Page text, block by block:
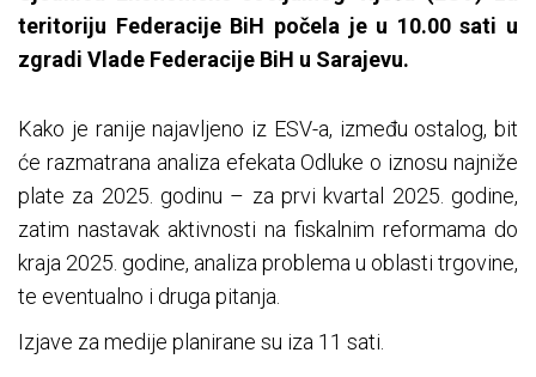
teritoriju Federacije BiH počela je u 10.00 sati u
zgradi Vlade Federacije BiH u Sarajevu.
Kako je ranije najavljeno iz ESV-a, između ostalog, bit
će razmatrana analiza efekata Odluke o iznosu najniže
plate za 2025. godinu – za prvi kvartal 2025. godine,
zatim nastavak aktivnosti na fiskalnim reformama do
kraja 2025. godine, analiza problema u oblasti trgovine,
te eventualno i druga pitanja.
Izjave za medije planirane su iza 11 sati.